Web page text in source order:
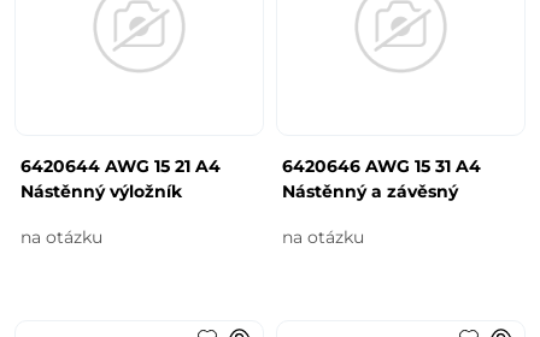
6420644 AWG 15 21 A4
Nástěnný výložník
na otázku
6420646 AWG 15 31 A4
Nástěnný a závěsný
na otázku